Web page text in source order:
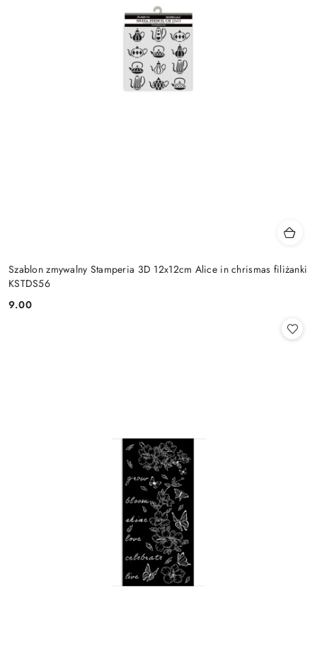
Szablon zmywalny Stamperia 3D 12x12cm Alice in chrismas filiżanki
KSTDS56
Cena:
9.00